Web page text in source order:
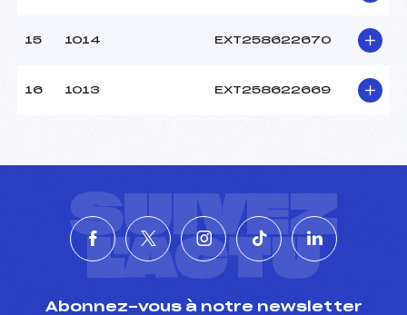
15 1014 EXT258622670
16 1013 EXT258622669
SUIVEZ
L'ACTU
Abonnez-vous à notre newsletter